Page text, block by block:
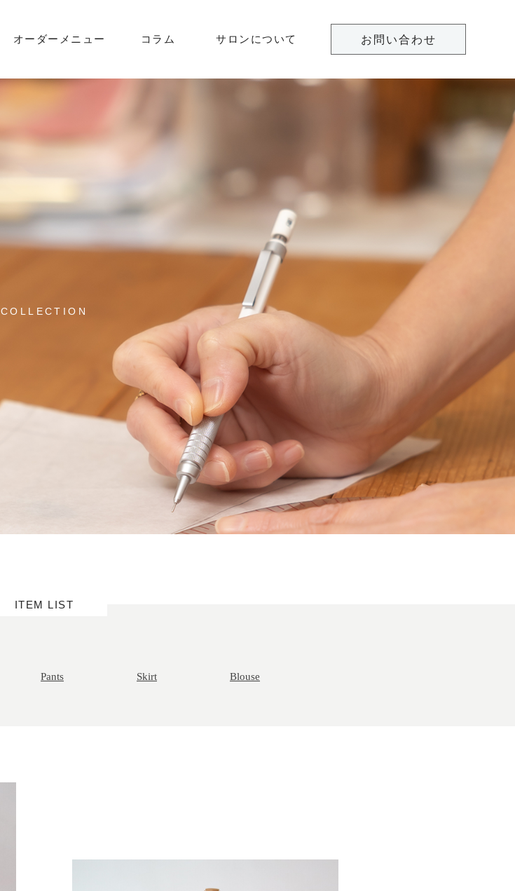
オーダーメニュー コラム サロンについて お問い合わせ
COLLECTION
ITEM LIST
Pants Skirt Blouse